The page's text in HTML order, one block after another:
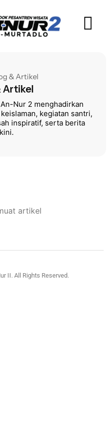
& Artikel
Artikel
Nur 2 menghadirkan
kegiatan santri,
inspiratif, serta berita
artikel
II. All Rights Reserved.